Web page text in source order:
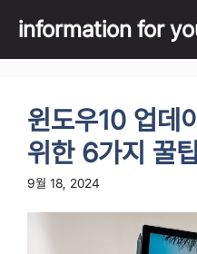
content
information for
윈도우10 업데
위한 6가지 꿀팁
9월 18, 2024